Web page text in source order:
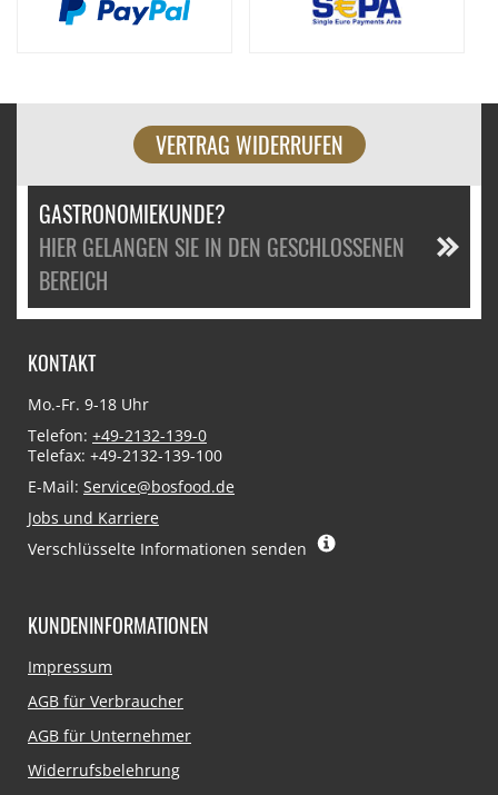
VERTRAG WIDERRUFEN
GASTRONOMIEKUNDE?
HIER GELANGEN SIE IN DEN GESCHLOSSENEN
BEREICH
KONTAKT
Mo.-Fr. 9-18 Uhr
Telefon: +49-2132-139-0
Telefax: +49-2132-139-100
E-Mail: Service@bosfood.de
Jobs und Karriere
Verschlüsselte Informationen senden
KUNDENINFORMATIONEN
Navigation
Impressum
AGB für Verbraucher
AGB für Unternehmer
Widerrufsbelehrung